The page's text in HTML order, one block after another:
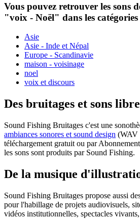
Vous pouvez retrouver les sons
"voix - Noël" dans les catégories
Asie
Asie - Inde et Népal
Europe - Scandinavie
maison - voisinage
noel
voix et discours
Des bruitages et sons
Sound Fishing Bruitages c'est une
ambiances sonores et sound design (WAV
téléchargement gratuit ou par
les sons sont produits par Sound Fishing.
De la musique
Sound Fishing Bruitages propose aussi
pour l'habillage de projets audiovisuels,
vidéos institutionnelles, spectacles